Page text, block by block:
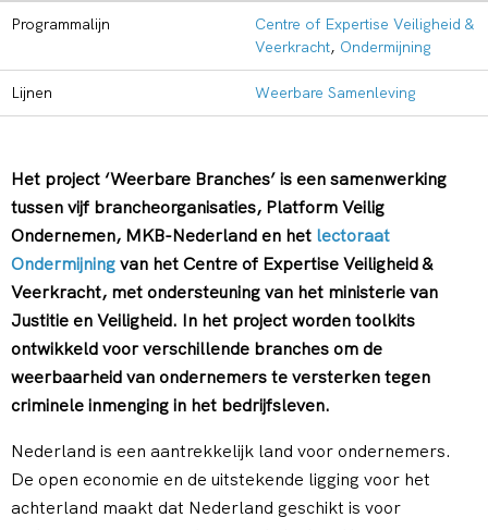
Programmalijn
Centre of Expertise Veiligheid &
Veerkracht, Ondermijning
Lijnen Weerbare Samenleving
Het project ‘Weerbare Branches’ is een samenwerking
tussen vijf brancheorganisaties, Platform Veilig
Ondernemen, MKB-Nederland en het lectoraat
Ondermijningvan het Centre of Expertise Veiligheid &
Veerkracht, met ondersteuning van het ministerie van
Justitie en Veiligheid. In het project worden toolkits
ontwikkeld voor verschillende branches om de
weerbaarheid van ondernemers te versterken tegen
criminele inmenging in het bedrijfsleven.
Nederland is een aantrekkelijk land voor ondernemers.
De open economie en de uitstekende ligging voor het
achterland maakt dat Nederland geschikt is voor